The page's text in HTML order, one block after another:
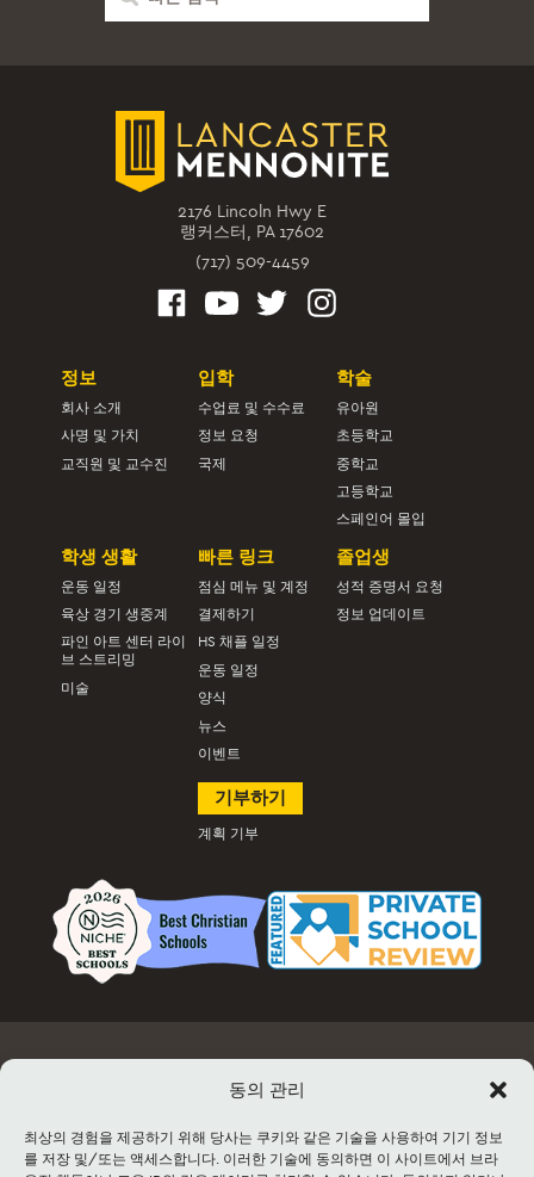
동의 관리
최상의 경험을 제공하기 위해 당사는 쿠키와 같은 기술을 사용하여 기기 정보
를 저장 및/또는 액세스합니다. 이러한 기술에 동의하면 이 사이트에서 브라
색
2176 Lincoln Hwy E
랭커스터, PA 17602
(717) 509-4459
정보
회사 소개
사명 및 가치
교직원 및 교수진
입학
수업료 및 수수료
정보 요청
국제
학술
유아원
초등학교
중학교
고등학교
스페인어 몰입
학생 생활
운동 일정
육상 경기 생중계
파인 아트 센터 라이
브 스트리밍
미술
빠른 링크
점심 메뉴 및 계정
결제하기
HS 채플 일정
운동 일정
양식
뉴스
이벤트
졸업생
성적 증명서 요청
정보 업데이트
기부하기
계획 기부
©2026 Lancaster Mennonite. All rights